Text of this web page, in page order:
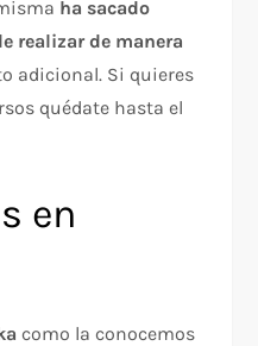
ha sacado
realizar de manera
adicional. Si quieres
quédate hasta el
en
como la conocemos